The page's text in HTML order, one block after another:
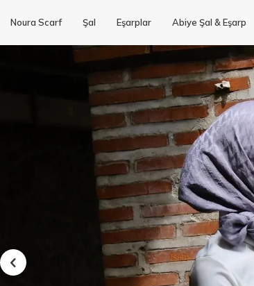
Noura Scarf Şal Eşarplar Abiye Şal & Eşarp